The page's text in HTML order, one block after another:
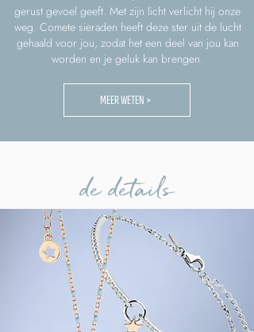
gerust gevoel geeft. Met zijn licht verlicht hij onze
weg. Comete sieraden heeft deze ster uit de lucht
gehaald voor jou, zodat het een deel van jou kan
worden en je geluk kan brengen.
MEER WETEN >
de details